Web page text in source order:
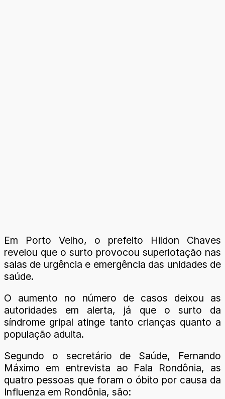
Em Porto Velho, o prefeito Hildon Chaves
revelou que o surto provocou superlotação nas
salas de urgência e emergência das unidades de
saúde.
O aumento no número de casos deixou as
autoridades em alerta, já que o surto da
síndrome gripal atinge tanto crianças quanto a
população adulta.
Segundo o secretário de Saúde, Fernando
Máximo em entrevista ao Fala Rondônia, as
quatro pessoas que foram o óbito por causa da
Influenza em Rondônia, são: